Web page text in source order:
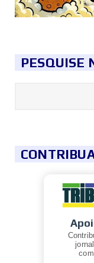
PESQUISE